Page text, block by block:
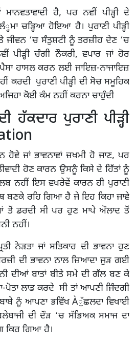
ਮਾਨਵਤਾਵਾਦੀ ਹੈ, ਪਰ ਨਵੀਂ ਪੀੜ੍ਹੀ ਦੇ
ਚੜ੍ਹਿਆ ਹੋਇਆ ਹੈ। ਪੁਰਾਣੀ ਪੀੜ੍ਹੀ
ਜੀਵਨ ‘ਚ ਸੰਤੁਸ਼ਟੀ ਨੂੰ ਤਰਜ਼ੀਹ ਦੇਣ ‘ਚ
ਪੀੜ੍ਹੀ ਚੰਗੀ ਨੌਕਰੀ, ਵਪਾਰ ਜਾਂ ਹੋਰ
ਪੈਸਾ ਹਾਸਲ ਕਰਨ ਲਈ ਜਾਇਜ਼-ਨਾਜਾਇਜ਼
ਕਰਦੀ ਪੁਰਾਣੀ ਪੀੜ੍ਹੀ ਦੀ ਸੋਚ ਸਮੂਹਿਕ
ਕੋਈ ਕੰਮ ਨਹੀਂ ਕਰਨਾ ਚਾਹੁੰਦੀ
ਹੱਕਦਾਰ ਪੁਰਾਣੀ ਪੀੜ੍ਹੀ
ਹੋਵੇ ਜਾਂ ਭਾਵਨਾਵਾਂ ਜ਼ਖਮੀ ਹੋ ਜਾਣ, ਪਰ
ਹੋਣ ਕਾਰਨ ਉਸਨੂੰ ਕਿਸੇ ਦੇ ਹਿੱਤਾਂ ਨੂੰ
ਨਹੀਂ ਇਸ ਵਖਰੇਵੇਂ ਕਾਰਨ ਹੀ ਪੁਰਾਣੀ
ਬਣਕੇ ਰਹਿ ਗਿਆ ਹੈ ਜੇ ਇਹ ਕਿਹਾ ਜਾਵੇ
ਤੋਂ ਡਰਦੀ ਸੀ ਪਰ ਹੁਣ ਮਾਪੇ ਔਲਾਦ ਤੋਂ
ਨਹੀਂ।
ਨੇੜਤਾ ਜਾਂ ਸਤਿਕਾਰ ਦੀ ਭਾਵਨਾ ਹੁਣ
ਦੀ ਭਾਵਨਾ ਨਾਲ ਜ਼ਿਆਦਾ ਜੁੜ ਗਈ
ਦੀਆਂ ਬਾਤਾਂ ਬੀਤੇ ਸਮੇਂ ਦੀ ਗੱਲ ਬਣ ਕੇ
ਲਾਡ ਕਰਦੇ ਸੀ ਤਾਂ ਆਪਣੀ ਜਿੰਦਗੀ
ਨੂੰ ਆਪਣਾ ਭਵਿੱਖ Àੁੱਛਲਦਾ ਵਿਖਾਈ
ਦੀ ਦੌੜ ‘ਚ ਸੱਭਿਅਕ ਸਮਾਜ ਦਾ
ਕਿਰ ਗਿਆ ਹੈ।